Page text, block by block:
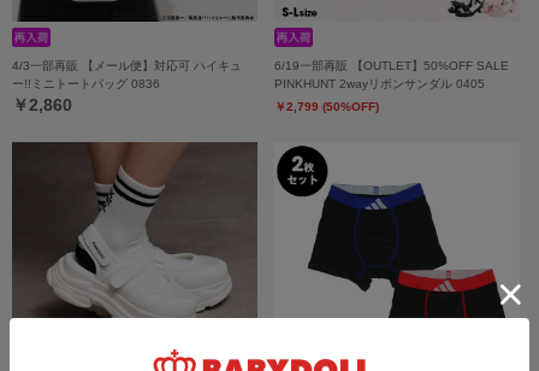
4/3一部再販 【メール便】対応可 ハイキュ
ー!!ミニトートバッグ 0836
￥2,860
6/19一部再販 【OUTLET】50%OFF SALE
PINKHUNT 2wayリボンサンダル 0405
￥2,799 (50%OFF)